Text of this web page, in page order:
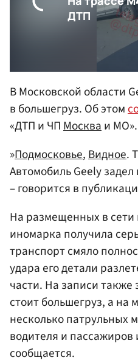
В Московской области
в большегруз. Об этом
«ДТП и ЧПМоскваи МО».
»Подмосковье,Видное.
Автомобиль Geely
– говорится в
На размещенных в сети
иномарка получила
транспорт смяло
удара его детали
части. На записи также
стоит большегруз, а на
несколько патрульных
водителя и
сообщается.